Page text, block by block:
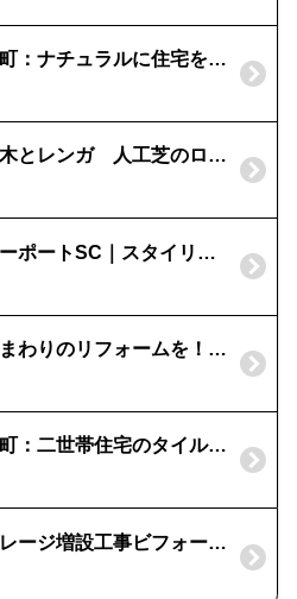
奈良県斑鳩町：ナチュラルに住宅を彩る外構
桜井市 擬木とレンガ 人工芝のローメンテナンスなお庭
橿原市：カーポートSC｜スタイリッシュなカーポート
香芝市：門まわりのリフォームを！｜アクセントラインでナチュラルな門柱
奈良県斑鳩町：二世帯住宅のタイル門柱｜イナックス製「寂雅楽（さびうた）」
葛城市：ガレージ増設工事ビフォーアフター